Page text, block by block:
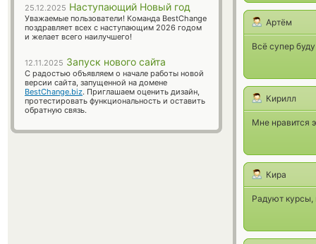
Артём
Всё супер
Кирилл
Мне нравится
Кира
Радуют курсы,
25.12.2025 Наступающий Новый год
Уважаемые пользователи! Команда BestChange
поздравляет всех с наступающим 2026 годом
и желает всего наилучшего!
12.11.2025 Запуск нового сайта
С радостью объявляем о начале работы новой
версии сайта, запущенной на домене
BestChange.biz. Приглашаем оценить дизайн,
протестировать функциональность и оставить
обратную связь.